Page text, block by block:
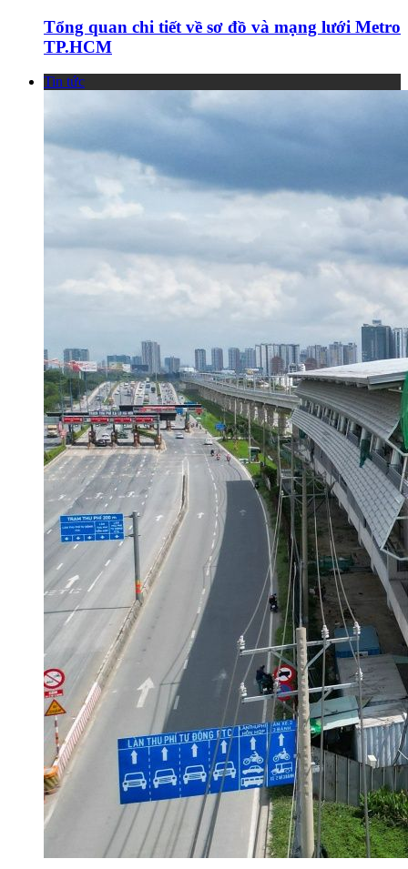
Tổng quan chi tiết về sơ đồ và mạng lưới Metro
TP.HCM
Tin tức